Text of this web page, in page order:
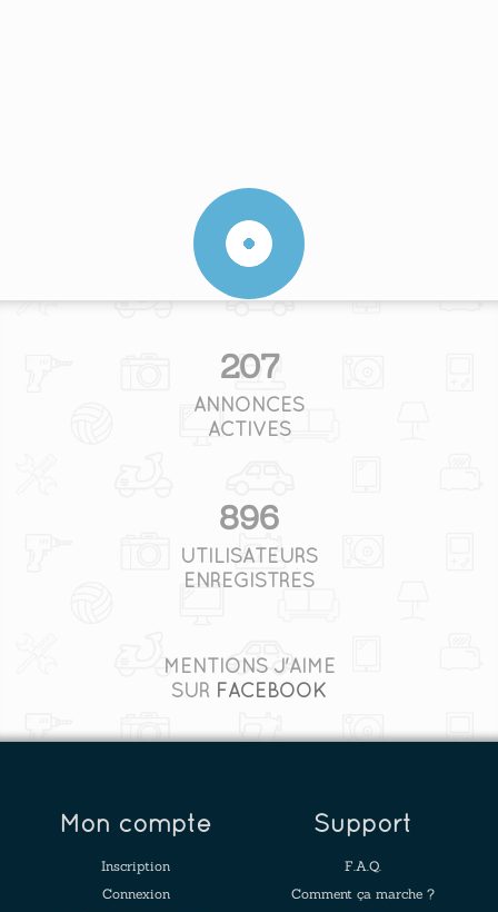
207
ANNONCES
ACTIVES
896
UTILISATEURS
ENREGISTRÉS
MENTIONS J'AIME
SUR FACEBOOK
Mon compte
Inscription
Connexion
Support
F.A.Q.
Comment ça marche ?